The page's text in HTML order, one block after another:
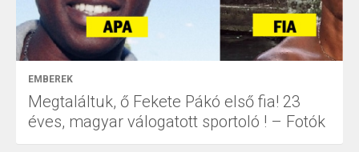
EMBEREK
Megtaláltuk, ő Fekete Pákó első fia! 23
éves, magyar válogatott sportoló ! – Fotók